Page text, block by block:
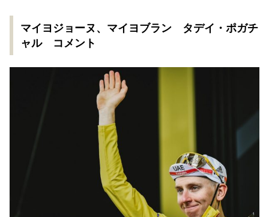
マイヨジョーヌ、マイヨブラン タデイ・ポガチ
ャル コメント